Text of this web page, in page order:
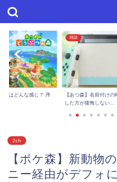
捗はどんな感じ？ 序
雑談
【あつ森】名前付け
した方が後悔しない...
2ch
【ポケ森】新動物
ニー経由がデフォ